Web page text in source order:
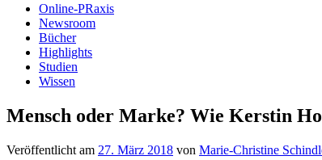
Online-PRaxis
Newsroom
Bücher
Highlights
Studien
Wissen
Mensch oder Marke? Wie Kerstin
Veröffentlicht am 27. März 2018 von Marie-Christine